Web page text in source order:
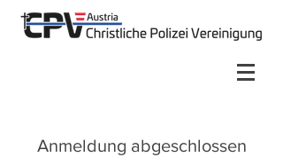
Anmeldung abgeschlossen